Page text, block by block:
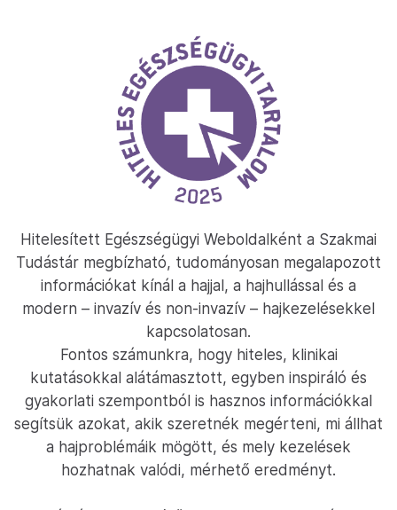
Hitelesített Egészségügyi Weboldalként a Szakmai
Tudástár megbízható, tudományosan megalapozott
információkat kínál a hajjal, a hajhullással és a
modern – invazív és non-invazív – hajkezelésekkel
kapcsolatosan.
Fontos számunkra, hogy hiteles, klinikai
kutatásokkal alátámasztott, egyben inspiráló és
gyakorlati szempontból is hasznos információkkal
segítsük azokat, akik szeretnék megérteni, mi állhat
a hajproblémáik mögött, és mely kezelések
hozhatnak valódi, mérhető eredményt.